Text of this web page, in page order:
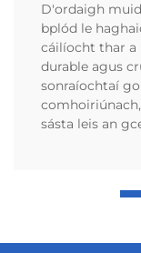
D'ordaigh
bplód le
cáilíocht thar a
durable agus
sonraíochtaí
sásta leis an